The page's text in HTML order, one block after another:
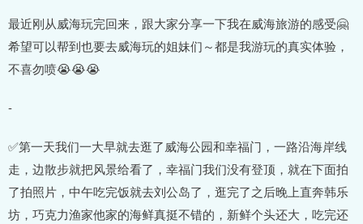
最近刚从威海玩完回来，跟大家分享一下我在威海旅游的感受🤗
希望可以帮到也要去威海玩的姐妹们～都是我游玩的真实体验，
不喜勿喷😭😭😭
-
✅第一天我们一大早就去逛了威海公园和幸福门，一路沿海岸线
走，边散步就把风景给看了，幸福门我们没有登顶，就在下面拍
了拍照片，中午吃完饭就去刘公岛了，逛完了之后晚上直奔韩乐
坊，巧克力渔家他家的海鲜真挺不错的，新鲜个头还大，吃完还